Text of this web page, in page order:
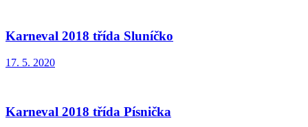
Karneval 2018 třída Sluníčko
17. 5. 2020
Karneval 2018 třída Písnička